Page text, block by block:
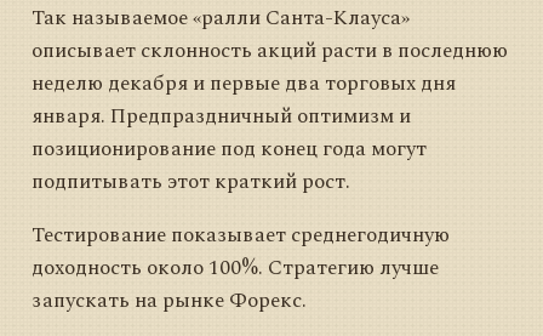
Так называемое «ралли Санта-Клауса»
описывает склонность акций расти в последнюю
неделю декабря и первые два торговых дня
января. Предпраздничный оптимизм и
позиционирование под конец года могут
подпитывать этот краткий рост.
Тестирование показывает среднегодичную
доходность около 100%. Стратегию лучше
запускать на рынке Форекс.